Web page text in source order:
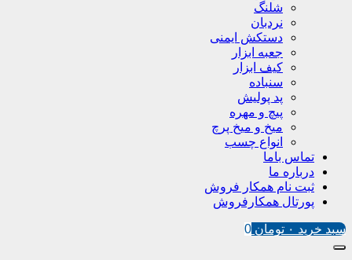
شلنگ
نردبان
دستکش ایمنی
جعبه ابزار
کیف ابزار
سنباده
پد پولیش
پیچ و مهره
میخ و میخ پرچ
انواع چسب
تماس باما
درباره ما
ثبت نام همکار فروش
پورتال همکارفروش
سبد خرید ۰ تومان 0